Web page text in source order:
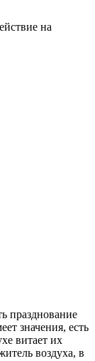
на
празднование
значения, есть
витает их
воздуха, в